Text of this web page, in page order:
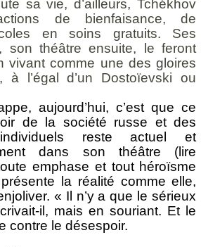
sa vie, d’ailleurs, Tchékhov
de bienfaisance, de
en soins gratuits. Ses
son théâtre ensuite, le feront
vivant comme une des gloires
à l’égal d’un Dostoïevski ou
aujourd’hui, c’est que ce
de la société russe et des
individuels reste actuel et
dans son théâtre (lire
emphase et tout héroïsme
la réalité comme elle,
« Il n’y a que le sérieux
il, mais en souriant. Et le
contre le désespoir.